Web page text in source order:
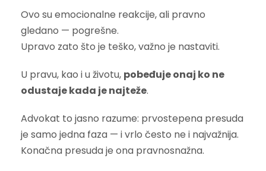
Ovo su emocionalne reakcije, ali pravno
gledano — pogrešne.
Upravo zato što je teško, važno je nastaviti.
U pravu, kao i u životu, pobeđuje onaj ko ne
odustaje kada je najteže.
Advokat to jasno razume: prvostepena presuda
je samo jedna faza — i vrlo često ne i najvažnija.
Konačna presuda je ona pravnosnažna.